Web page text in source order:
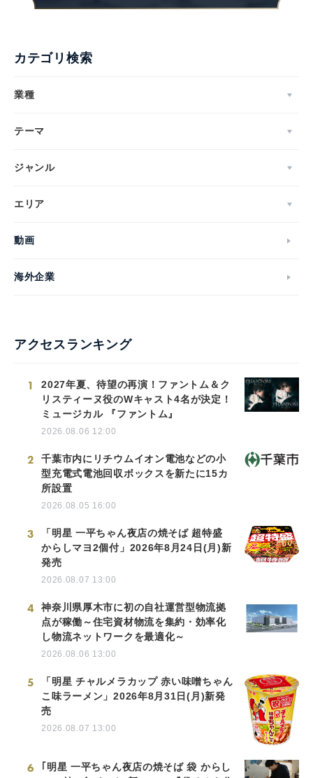
カテゴリ検索
業種
テーマ
ジャンル
エリア
動画
海外企業
アクセスランキング
1
2027年夏、待望の再演！ファントム＆ク
リスティーヌ役のWキャスト4名が決定！
ミュージカル 『ファントム』
2026.08.06 12:00
2
千葉市内にリチウムイオン電池などの小
型充電式電池回収ボックスを新たに15カ
所設置
2026.08.05 16:00
3
「明星 一平ちゃん夜店の焼そば 超特盛
からしマヨ2個付」2026年8月24日(月)新
発売
2026.08.07 13:00
4
神奈川県厚木市に初の自社運営型物流拠
点が稼働～住宅資材物流を集約・効率化
し物流ネットワークを最適化～
2026.08.06 13:00
5
「明星 チャルメラカップ 赤い味噌ちゃん
こ味ラーメン」2026年8月31日(月)新発
売
2026.08.07 13:00
6
｢明星 一平ちゃん夜店の焼そば 袋 からし